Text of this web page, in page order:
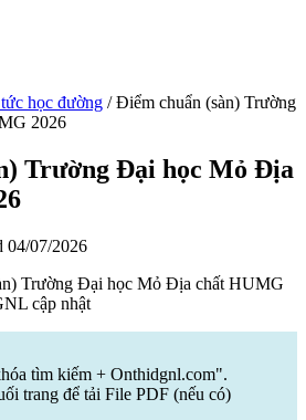
học đường /Điểm chuẩn (sàn) Trường
2026
Trường Đại học Mỏ Địa
04/07/2026
Trường Đại học Mỏ Địa chất HUMG
cập nhật
tìm kiếm + Onthidgnl.com".
trang để tải File PDF (nếu có)